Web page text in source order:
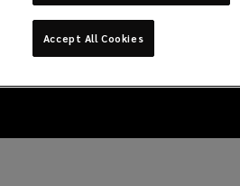
Lockton
Accept All Cookies